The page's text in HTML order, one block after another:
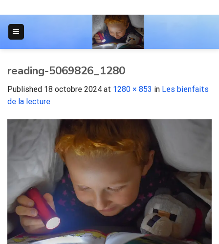
to
content
reading-5069826_1280
Published 18 octobre 2024 at 1280 × 853 in Les bienfaits
de la lecture